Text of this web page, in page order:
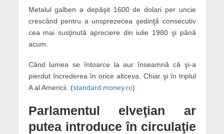
Metalul galben a depăşit 1600 de dolari per uncie
crescând pentru a unsprezecea şedinţă consecutiv
cea mai susţinută apreciere din iulie 1980 şi până
acum.
Când lumea se întoarce la aur înseamnă că şi-a
pierdut încrederea în orice altceva. Chiar şi în triplul
A al Americii. (standard.money.ro)
Parlamentul elveţian ar
putea introduce în circulaţie